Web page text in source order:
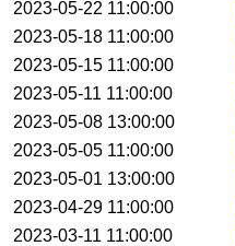
2023-05-22 11:00:00
2023-05-18 11:00:00
2023-05-15 11:00:00
2023-05-11 11:00:00
2023-05-08 13:00:00
2023-05-05 11:00:00
2023-05-01 13:00:00
2023-04-29 11:00:00
2023-03-11 11:00:00